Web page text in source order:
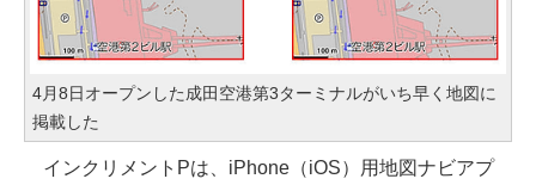
4月8日オープンした成田空港第3ターミナルがいち早く地図に
掲載した
インクリメントPは、iPhone（iOS）用地図ナビアプ